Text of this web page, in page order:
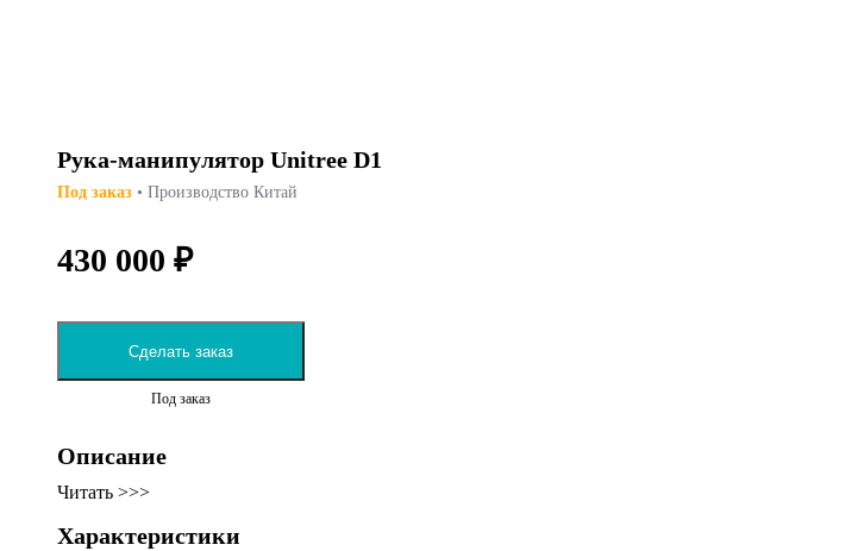
Рука-манипулятор Unitree D1
Под заказ • Производство Китай
430 000 ₽
Сделать заказ
Под заказ
Описание
Читать >>>
Характеристики